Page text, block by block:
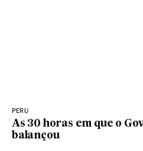
PERU
As 30 horas em que o
balançou